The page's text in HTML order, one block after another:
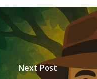
Next Post